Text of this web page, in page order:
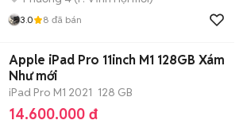
3.0 8 đã bán
Apple iPad Pro 11inch M1 128GB Xám
Như mới
iPad Pro M1 2021 128 GB
14.600.000 đ